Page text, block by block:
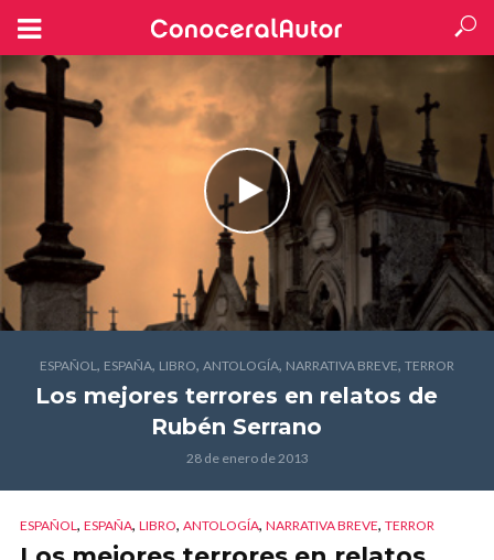
ESPAÑOL, ESPAÑA, LIBRO, ANTOLOGÍA, NARRATIVA BREVE, TERROR
Los mejores terrores en relatos de
Rubén Serrano
28 de enero de 2013
ESPAÑOL, ESPAÑA, LIBRO, ANTOLOGÍA, NARRATIVA BREVE, TERROR